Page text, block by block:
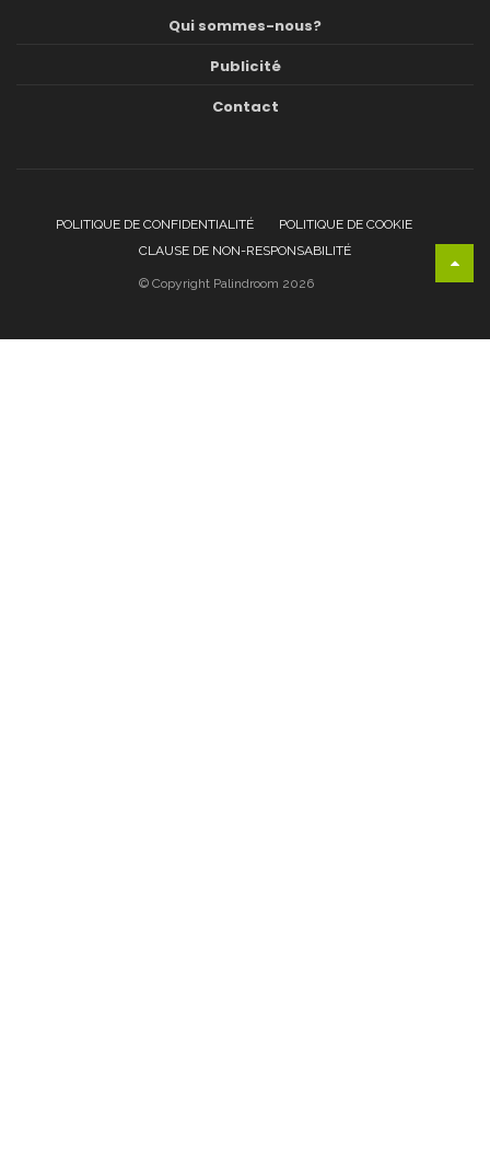
Qui sommes-nous?
Publicité
Contact
POLITIQUE DE CONFIDENTIALITÉ
POLITIQUE DE COOKIE
CLAUSE DE NON-RESPONSABILITÉ
© Copyright Palindroom 2026